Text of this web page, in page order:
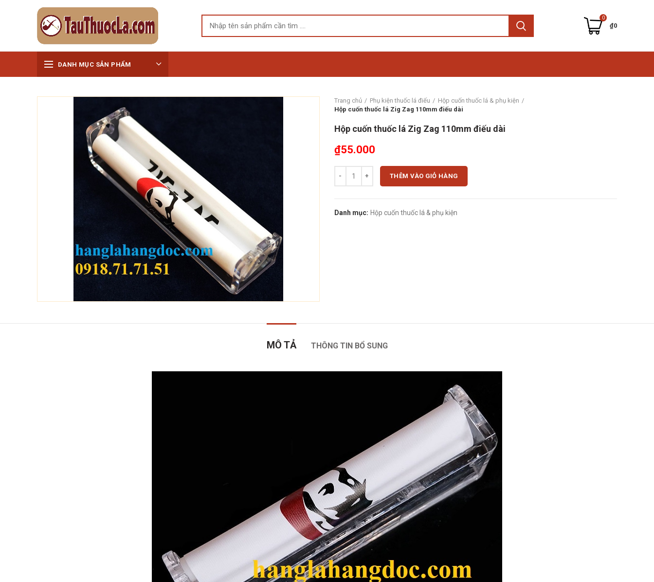
0
₫0
DANH MỤC SẢN PHẨM
Trang chủ Phụ kiện thuốc lá điếu
Hộp cuốn thuốc lá & phụ kiện
Hộp cuốn thuốc lá Zig Zag 110mm điếu dài
Hộp cuốn thuốc lá Zig Zag 110mm điếu dài
₫55.000
Hộp cuốn thuốc lá Zig Zag 110mm điếu dài số lượng
THÊM VÀO GIỎ HÀNG
Danh mục: Hộp cuốn thuốc lá & phụ kiện
MÔ TẢ THÔNG TIN BỔ SUNG